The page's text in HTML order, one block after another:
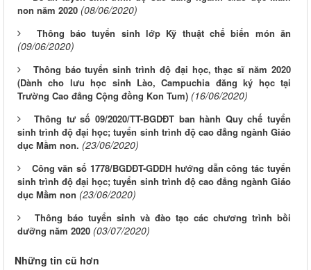
non năm 2020 (08/06/2020)
Thông báo tuyển sinh lớp Kỹ thuật chế biến món ăn
(09/06/2020)
Thông báo tuyển sinh trình độ đại học, thạc sĩ năm 2020
(Dành cho lưu học sinh Lào, Campuchia đăng ký học tại
Trường Cao đẳng Cộng đồng Kon Tum) (16/06/2020)
Thông tư số 09/2020/TT-BGDĐT ban hành Quy chế tuyển
sinh trình độ đại học; tuyển sinh trình độ cao đẳng ngành Giáo
dục Mầm non. (23/06/2020)
Công văn số 1778/BGDĐT-GDĐH hướng dẫn công tác tuyển
sinh trình độ đại học; tuyển sinh trình độ cao đẳng ngành Giáo
dục Mầm non (23/06/2020)
Thông báo tuyển sinh và đào tạo các chương trình bồi
dưỡng năm 2020 (03/07/2020)
Những tin cũ hơn